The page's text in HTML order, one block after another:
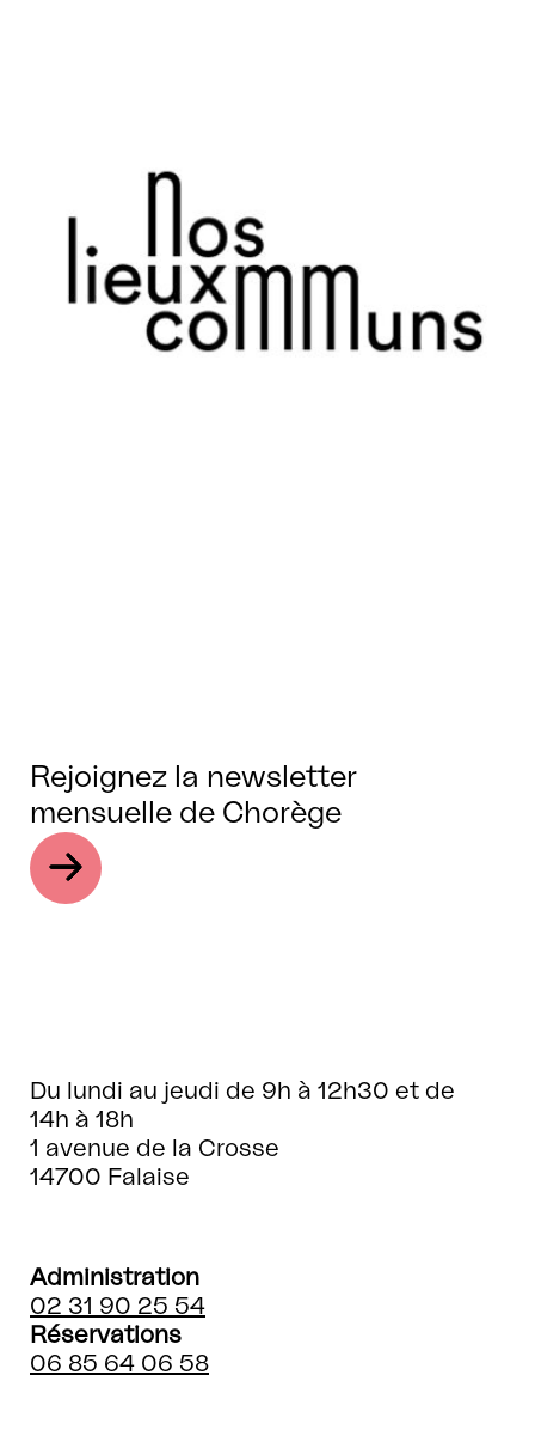
Rejoignez la newsletter
mensuelle de Chorège
Du lundi au jeudi de 9h à 12h30 et de
14h à 18h
1 avenue de la Crosse
14700 Falaise
Administration
02 31 90 25 54
Réservations
06 85 64 06 58